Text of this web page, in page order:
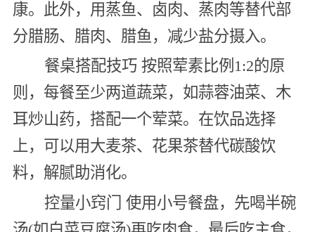
康。此外，用蒸鱼、卤肉、蒸肉等替代部
分腊肠、腊肉、腊鱼，减少盐分摄入。
餐桌搭配技巧 按照荤素比例1:2的原
则，每餐至少两道蔬菜，如蒜蓉油菜、木
耳炒山药，搭配一个荤菜。在饮品选择
上，可以用大麦茶、花果茶替代碳酸饮
料，解腻助消化。
控量小窍门 使用小号餐盘，先喝半碗